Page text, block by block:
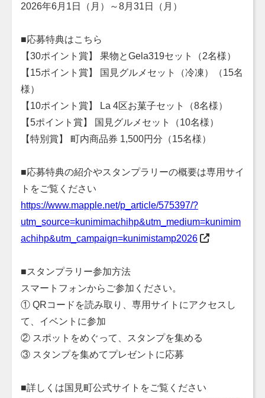
2026年6月1日（月）～8月31日（月）
■応募特典はこちら
【30ポイント賞】 果物とGela319セット（2名様）
【15ポイント賞】 国見グルメセット（冷凍）（15名
様）
【10ポイント賞】 La 4区お菓子セット（8名様）
【5ポイント賞】 国見グルメセット（10名様）
【特別賞】 町内商品券 1,500円分（15名様）
■応募特典の紹介やスタンプラリーの概要は専用サイ
トをご覧ください
https://www.mapple.net/p_article/575397/?
utm_source=kunimimachihp&utm_medium=kunimim
achihp&utm_campaign=kunimistamp2026
■スタンプラリー参加方法
スマートフォンからご参加ください。
① QRコードを読み取り、専用サイトにアクセスし
て、イベントに参加
② スポットをめぐって、スタンプを集める
③ スタンプを集めてプレゼントに応募
■詳しくは国見町公式サイトをご覧ください